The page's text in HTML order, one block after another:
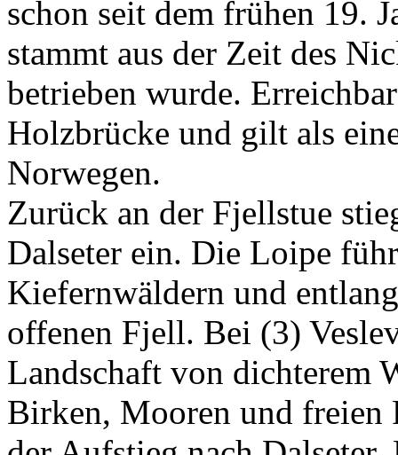
schon seit dem frühen 19.
stammt aus der Zeit des
betrieben wurde.
Holzbrücke und gilt als
Norwegen.
Zurück an der Fjellstue
Dalseter ein. Die Loipe
Kiefernwäldern und
offenen Fjell. Bei (3)
Landschaft von dichterem
Birken, Mooren und freien